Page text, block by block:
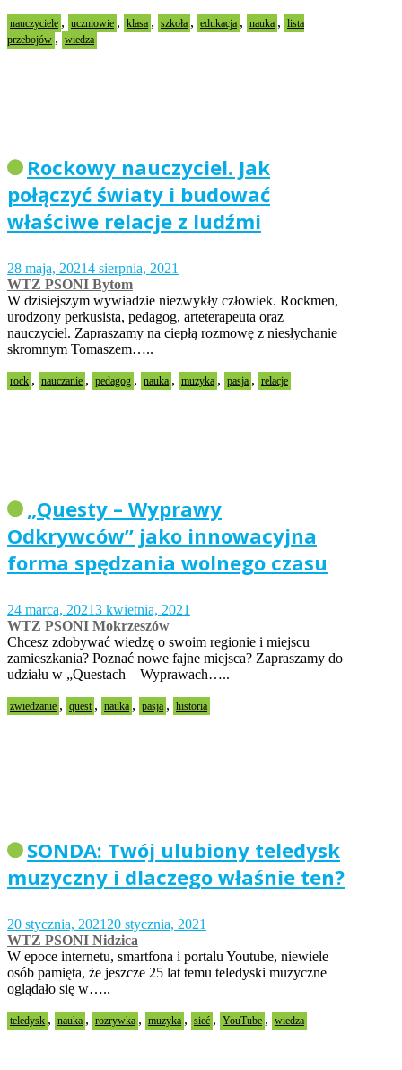
nauczyciele , uczniowie , klasa , szkoła , edukacja , nauka , lista
przebojów , wiedza
Rockowy nauczyciel. Jak
połączyć światy i budować
właściwe relacje z ludźmi
28 maja, 20214 sierpnia, 2021
WTZ PSONI Bytom
W dzisiejszym wywiadzie niezwykły człowiek. Rockmen,
urodzony perkusista, pedagog, arteterapeuta oraz
nauczyciel. Zapraszamy na ciepłą rozmowę z niesłychanie
skromnym Tomaszem…..
rock , nauczanie , pedagog , nauka , muzyka , pasja , relacje
„Questy – Wyprawy
Odkrywców” jako innowacyjna
forma spędzania wolnego czasu
24 marca, 20213 kwietnia, 2021
WTZ PSONI Mokrzeszów
Chcesz zdobywać wiedzę o swoim regionie i miejscu
zamieszkania? Poznać nowe fajne miejsca? Zapraszamy do
udziału w „Questach – Wyprawach…..
zwiedzanie , quest , nauka , pasja , historia
SONDA: Twój ulubiony teledysk
muzyczny i dlaczego właśnie ten?
20 stycznia, 2021 20 stycznia, 2021
WTZ PSONI Nidzica
W epoce internetu, smartfona i portalu Youtube, niewiele
osób pamięta, że jeszcze 25 lat temu teledyski muzyczne
oglądało się w…..
teledysk , nauka , rozrywka , muzyka , sieć , YouTube , wiedza